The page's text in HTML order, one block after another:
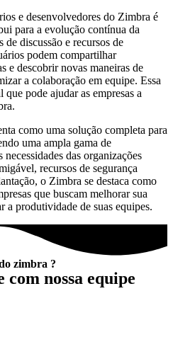
e desenvolvedores do Zimbra é
para a evolução contínua da
discussão e recursos de
podem compartilhar
e descobrir novas maneiras de
a colaboração em equipe. Essa
pode ajudar as empresas a
como uma solução completa para
uma ampla gama de
das organizações
recursos de segurança
o Zimbra se destaca como
que buscam melhorar sua
a produtividade de suas equipes.
zimbra ?
nossa equipe